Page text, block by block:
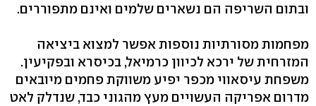
ובתום השריפה הם נשארים שלמים ואינם מתפוררים.
מפחמות מסורתיות נוספות אפשר למצוא ביציאה
המזרחית של ירכא לכיוון כרמיאל, בכיסרא ובפקיעין.
משפחת עיסאווי מכפר יפיע משווקת פחמים מיובאים
מדרום אפריקה העשויים מעץ מהגוני כבד, שנדלק לאט